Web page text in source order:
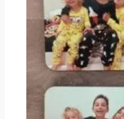
סוגים.
ניתן
לבחור
את
האפשרויות
בעמוד
המוצר